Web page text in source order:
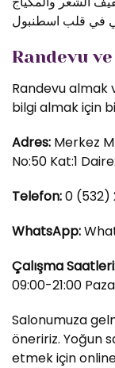
Randevu
Randevu almak
bilgi almak için
Adres: Merkez
No:50 Kat:1
Telefon:0 (532)
WhatsApp:
Çalışma
09:00-21:00
Salonumuza
öneririz. Yoğun
etmek için